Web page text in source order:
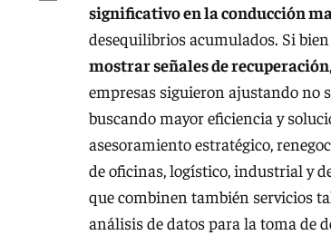
significativo en la conducción
desequilibrios acumulados. Si
mostrar señales de recuperación
empresas siguieron ajustando no
buscando mayor eficiencia y
asesoramiento estratégico,
de oficinas, logístico, industrial y
que combinen también servicios
análisis de datos para la toma de